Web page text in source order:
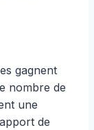
gagnent
nombre de
une
de